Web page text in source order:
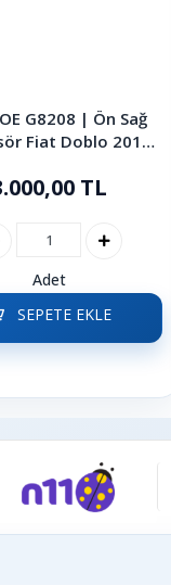
G8208 | Ön Sağ
Fiat Doblo 2010-
TL
Adet
SEPETE EKLE